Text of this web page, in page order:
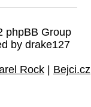
phpBB Group
by drake127
Rock | Bejci.cz